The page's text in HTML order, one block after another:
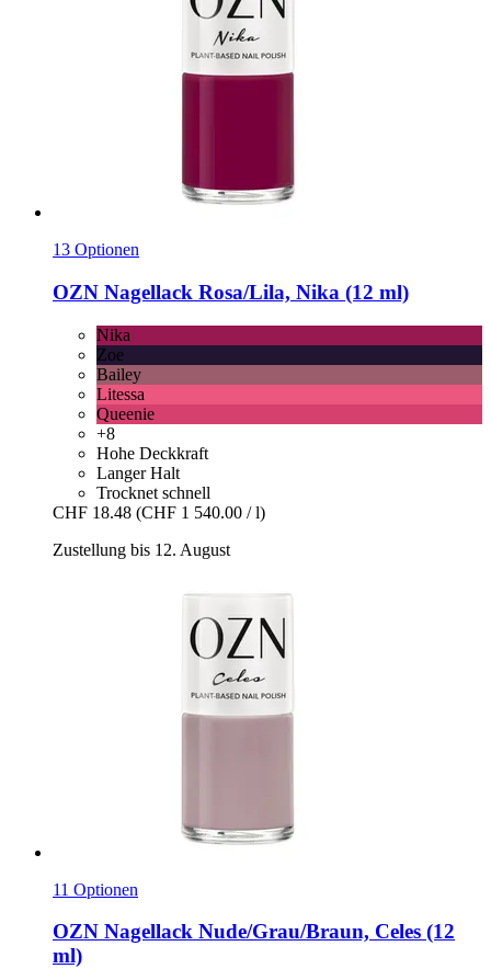
13 Optionen
OZN Nagellack Rosa/Lila, Nika (12 ml)
Nika
Zoe
Bailey
Litessa
Queenie
+8
Hohe Deckkraft
Langer Halt
Trocknet schnell
CHF 18.48 (CHF 1 540.00 / l)
Zustellung bis 12. August
11 Optionen
OZN Nagellack Nude/Grau/Braun, Celes (12
ml)